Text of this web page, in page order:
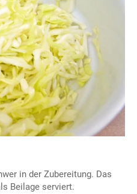
in der Zubereitung. Das
Beilage serviert.